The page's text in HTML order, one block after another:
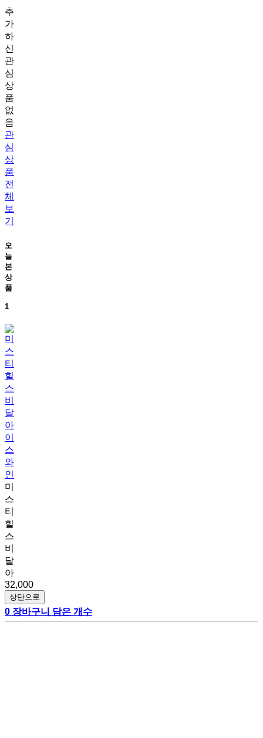
추
가
하
신
관
심
상
품
없
음
관
심
상
품
전
체
보
기
오
늘
본
상
품
1
미
스
티
힐
스
비
달
아
32,000
상단으로
0 장바구니 담은 개수